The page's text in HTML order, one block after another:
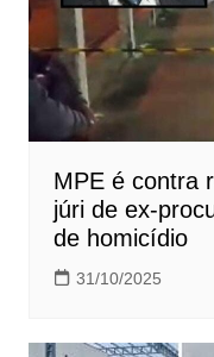
MPE é contra
júri de ex-
de homicídio
31/10/2025